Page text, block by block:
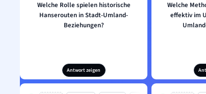
Welche Rolle spielen historische
Hanserouten in Stadt-Umland-
Beziehungen?
Antwort zeigen
Welche
effektiv im